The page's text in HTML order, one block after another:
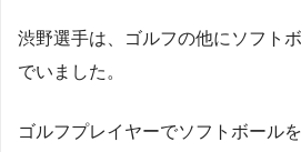
渋野選手は、ゴルフの他にソフト
でいました。
ゴルフプレイヤーでソフトボール